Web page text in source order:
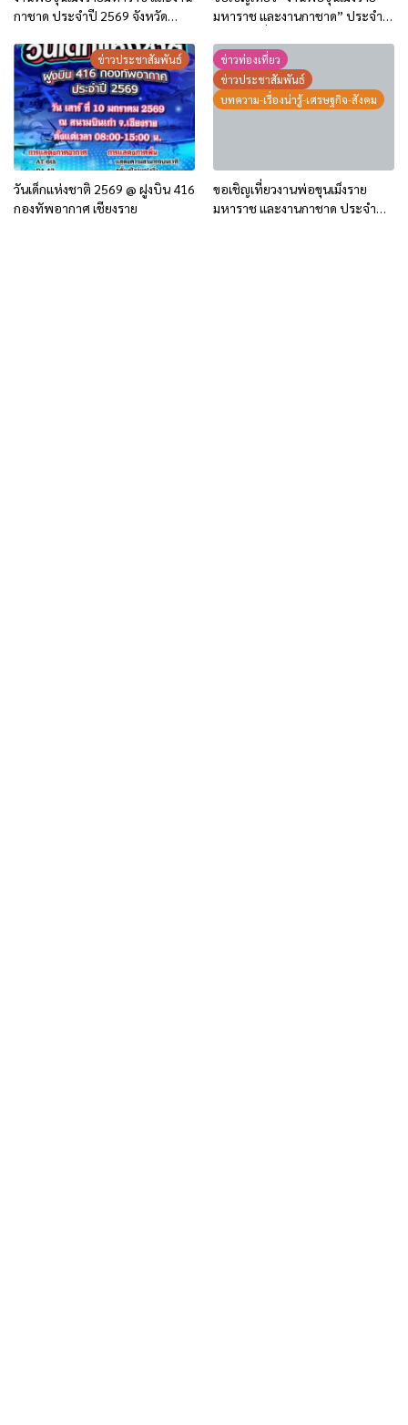
กาชาด ประจำปี 2569 จังหวัด
มหาราช และงานกาชาด” ประจำปี
กุมภาพันธ์ 2569
ข่าวประชาสัมพันธ์
วันเด็กแห่งชาติ 2569 @ ฝูงบิน 416
กองทัพอากาศ เชียงราย
ข่าวท่องเที่ยว
ข่าวประชาสัมพันธ์
บทความ-เรื่องน่ารู้-เศรษฐกิจ-สังคม
ขอเชิญเที่ยวงานพ่อขุนเม็งราย
มหาราช และงานกาชาด ประจำปี